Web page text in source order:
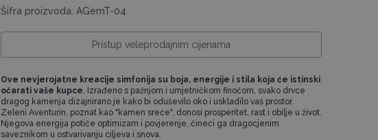
Šifra proizvoda: AGemT-04
Pristup veleprodajnim cijenama
Ove nevjerojatne kreacije simfonija su boja, energije i stila koja će istinski
očarati vaše kupce. Izrađeno s pažnjom i umjetničkom finoćom, svako drvce
dragog kamenja dizajnirano je kako bi oduševilo oko i uskladilo vaš prostor.
Zeleni Aventurin, poznat kao "kamen sreće", donosi prosperitet, rast i obilje u život.
Njegova energija potiče optimizam i povjerenje, čineći ga dragocjenim
saveznikom u ostvarivanju ciljeva i snova.